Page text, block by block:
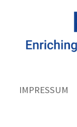
IMPRESSUM